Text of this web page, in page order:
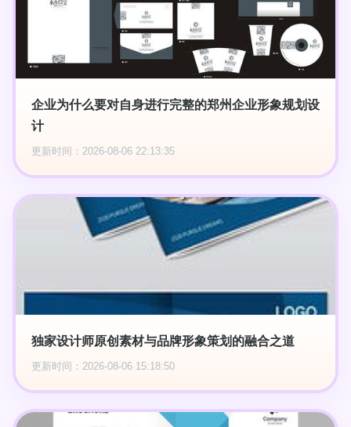
企业为什么要对自身进行完整的郑州企业形象规划设
计
更新时间：2026-08-06 22:13:35
独家设计师原创素材与品牌形象策划的融合之道
更新时间：2026-08-06 15:18:50